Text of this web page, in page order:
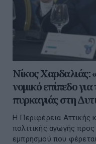
Νίκος Χαρδαλιάς:
νομικό επίπεδο
πυρκαγιάς στη
Η Περιφέρεια Αττικής
πολιτικής αγωγής
εμπρησμού που